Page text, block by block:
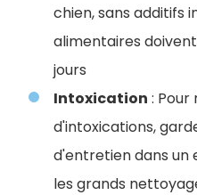
chien, sans additifs
alimentaires
jours
Intoxication : Pour
d'intoxications,
d'entretien dans un
les grands